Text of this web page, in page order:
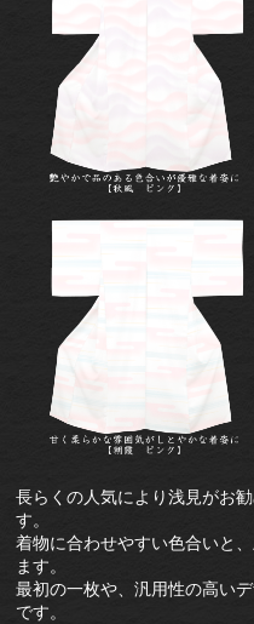
長らくの人気により浅見がお
す。
着物に合わせやすい色合いと
ます。
最初の一枚や、汎用性の高い
です。